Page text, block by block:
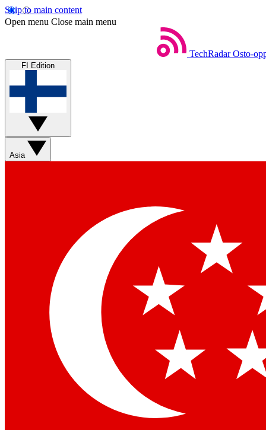
Skip to main content
Open menu Close main menu
TechRadar Osto-
FI Edition
Asia